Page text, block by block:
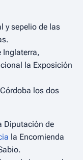
y sepelio de las
Inglaterra,
la Exposición
los dos
Diputación de
la Encomienda